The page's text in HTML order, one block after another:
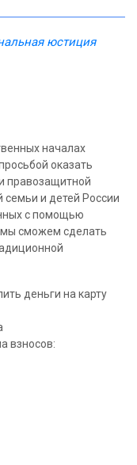
юстиция
началах
оказать
правозащитной
семьи и детей России
с помощью
сможем сделать
деньги на карту
взносов: